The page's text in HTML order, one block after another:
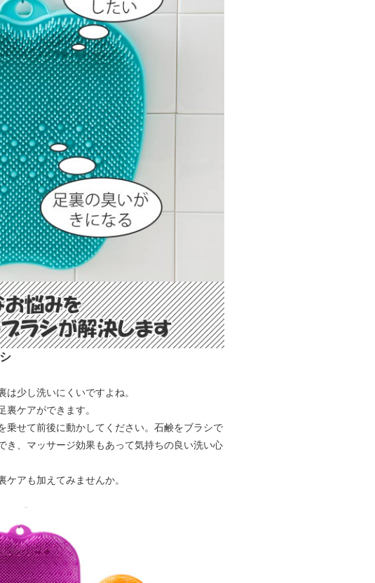
少し洗いにくいですよね。
ケアができます。
乗せて前後に動かしてください。石鹸をブラシで
き、マッサージ効果もあって気持ちの良い洗い心
アも加えてみませんか。